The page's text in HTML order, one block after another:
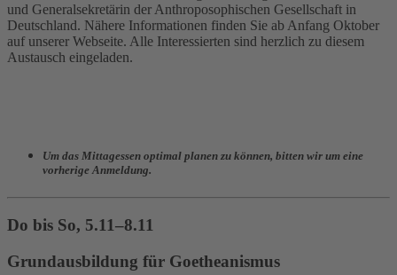
und Generalsekretärin der Anthroposophischen Gesellschaft in
Deutschland. Nähere Informationen finden Sie ab Anfang Oktober
auf unserer Webseite. Alle Interessierten sind herzlich zu diesem
Austausch eingeladen.
Um das Mittagessen optimal planen zu können, bitten wir um eine
vorherige Anmeldung.
Do bis So, 5.11–8.11
Grundausbildung für Goetheanismus